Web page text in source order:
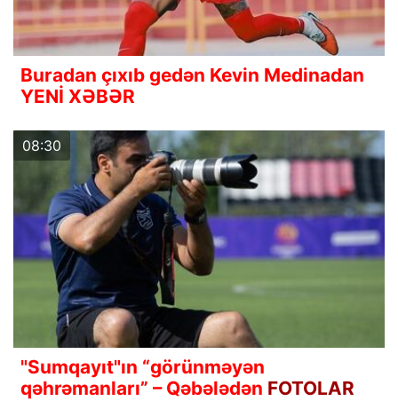
Buradan çıxıb gedən Kevin Medinadan
YENİ XƏBƏR
08:30
"Sumqayıt"ın “görünməyən
qəhrəmanları” – Qəbələdən FOTOLAR